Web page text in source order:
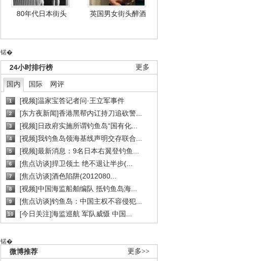
80年代日本街头 英国男女街头醉酒
锘�
更多
24小时排行榜
国内 国际 网评
1 [视频]温家宝答记者问·王立军事件
2 [东方夜新闻]香港黑帮内讧持刀追砍警...
3 [视频]日政府实施所谓钓鱼岛“国有化...
4 [视频]我钓鱼岛领海基线声明交存联合...
5 [视频]最新消息：9名日本右翼登钓鱼...
6 [焦点访谈]捍卫领土 绝不退让半步(...
7 [焦点访谈]酒色陷阱(2012080...
8 [视频]中国海监船舶编队 抵钓鱼岛海...
9 [焦点访谈]钓鱼岛：中国主权不容侵犯...
10 [今日关注]海监巡航 军队威慑 中国...
锘�
更多>>
微博推荐